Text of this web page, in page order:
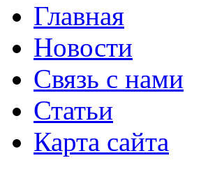
Главная
Новости
Связь с нами
Статьи
Карта сайта